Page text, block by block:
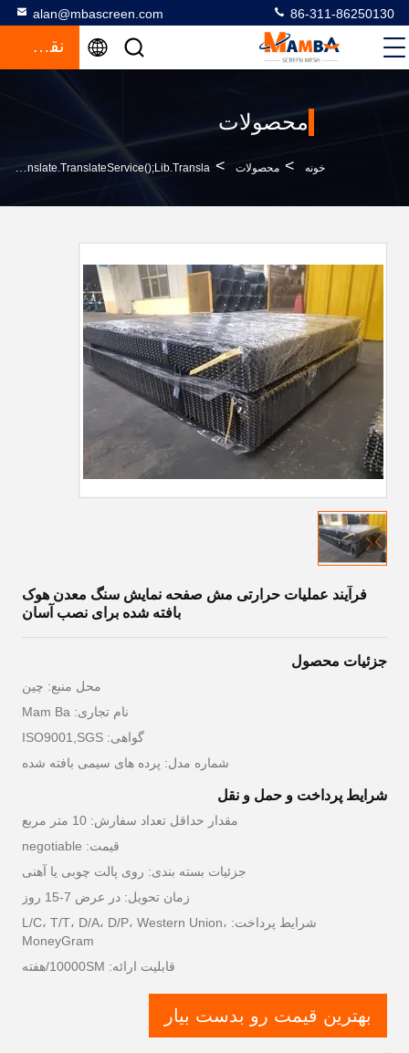
alan@mbascreen.com 86-311-86250130
نقل قول
محصولات
خونه > محصولات >
Quarry Screen Meshfunction GtElInit() {var Lib = New Google.translate.TranslateService();lib.transla
فرآیند عملیات حرارتی مش صفحه نمایش سنگ معدن هوک
بافته شده برای نصب آسان
جزئیات محصول
محل منبع: چین
نام تجاری: Mam Ba
گواهی: ISO9001,SGS
شماره مدل: پرده های سیمی بافته شده
شرایط پرداخت و حمل و نقل
مقدار حداقل تعداد سفارش: 10 متر مربع
قیمت: negotiable
جزئیات بسته بندی: روی پالت چوبی یا آهنی
زمان تحویل: در عرض 7-15 روز
شرایط پرداخت: L/C، T/T، D/A، D/P، Western Union،
MoneyGram
قابلیت ارائه: 10000SM/هفته
بهترین قیمت رو بدست بیار